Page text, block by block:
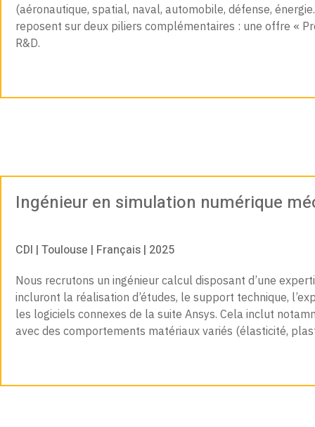
(aéronautique, spatial, naval, automobile, défense,
reposent sur deux piliers complémentaires : une offre «
R&D.
Ingénieur en simulation numérique
CDI | Toulouse | Français | 2025
Nous recrutons un ingénieur calcul disposant d’une
incluront la réalisation d’études, le support technique,
les logiciels connexes de la suite Ansys. Cela inclut
avec des comportements matériaux variés (élasticité,